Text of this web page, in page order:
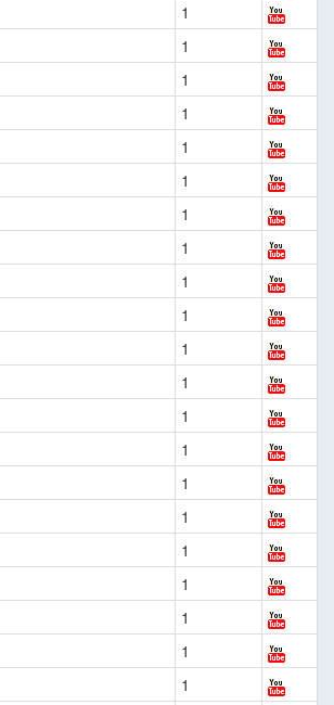
1
1
1
1
1
1
1
1
1
1
1
1
1
1
1
1
1
1
1
1
1